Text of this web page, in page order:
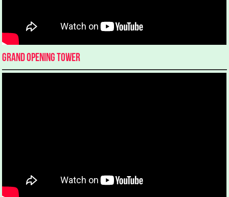
Grand Opening Tower